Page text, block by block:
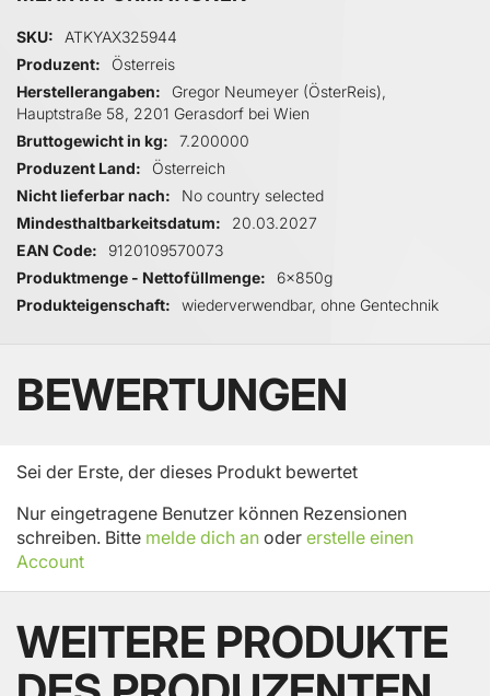
Mehr Informationen
SKU
ATKYAX325944
Produzent
Österreis
Herstellerangaben
Gregor Neumeyer (ÖsterReis),
Hauptstraße 58, 2201 Gerasdorf bei Wien
Bruttogewicht in kg
7.200000
Produzent Land
Österreich
Nicht lieferbar nach
No country selected
Mindesthaltbarkeitsdatum
20.03.2027
EAN Code
9120109570073
Produktmenge - Nettofüllmenge
6x850g
Produkteigenschaft
wiederverwendbar, ohne Gentechnik
BEWERTUNGEN
Sei der Erste, der dieses Produkt bewertet
Nur eingetragene Benutzer können Rezensionen
schreiben. Bitte melde dich an oder erstelle einen
Account
WEITERE PRODUKTE